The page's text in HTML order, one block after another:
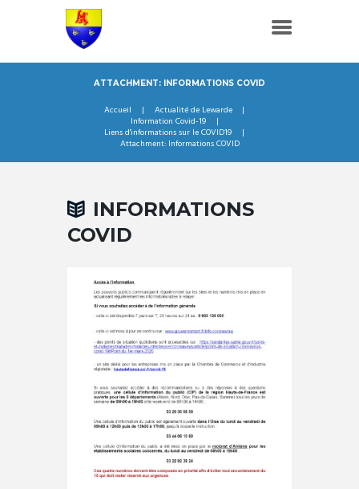
ATTACHMENT: INFORMATIONS COVID
Accueil
Actualité de Lewarde
Information Covid-19
Liens d'informations sur le COVID19
Attachment: Informations COVID
INFORMATIONS
COVID